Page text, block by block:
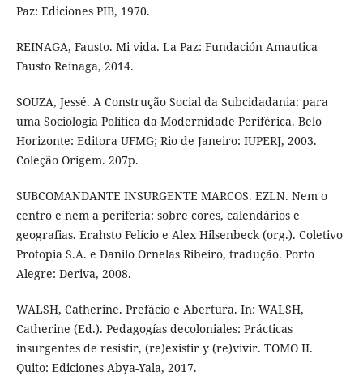
Paz: Ediciones PIB, 1970.
REINAGA, Fausto. Mi vida. La Paz: Fundación Amautica
Fausto Reinaga, 2014.
SOUZA, Jessé. A Construção Social da Subcidadania: para
uma Sociologia Política da Modernidade Periférica. Belo
Horizonte: Editora UFMG; Rio de Janeiro: IUPERJ, 2003.
Coleção Origem. 207p.
SUBCOMANDANTE INSURGENTE MARCOS. EZLN. Nem o
centro e nem a periferia: sobre cores, calendários e
geografias. Erahsto Felício e Alex Hilsenbeck (org.). Coletivo
Protopia S.A. e Danilo Ornelas Ribeiro, tradução. Porto
Alegre: Deriva, 2008.
WALSH, Catherine. Prefácio e Abertura. In: WALSH,
Catherine (Ed.). Pedagogías decoloniales: Prácticas
insurgentes de resistir, (re)existir y (re)vivir. TOMO II.
Quito: Ediciones Abya-Yala, 2017.